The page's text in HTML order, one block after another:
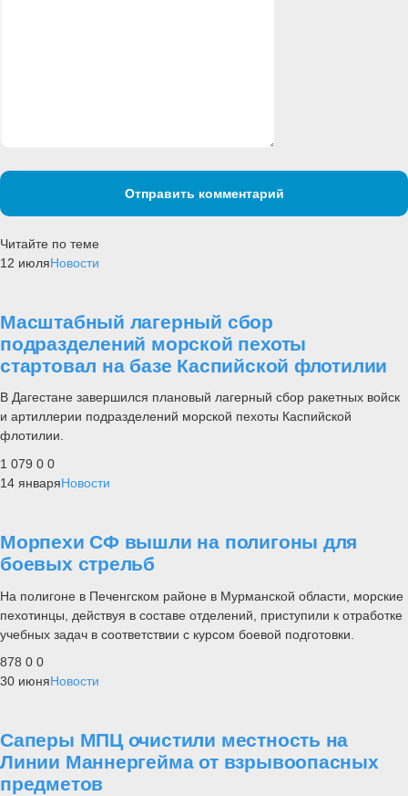
Отправить комментарий
Читайте по теме
12 июляНовости
Масштабный лагерный сбор
подразделений морской пехоты
стартовал на базе Каспийской флотилии
В Дагестане завершился плановый лагерный сбор ракетных войск
и артиллерии подразделений морской пехоты Каспийской
флотилии.
1 079 0 0
14 январяНовости
Морпехи СФ вышли на полигоны для
боевых стрельб
На полигоне в Печенгском районе в Мурманской области, морские
пехотинцы, действуя в составе отделений, приступили к отработке
учебных задач в соответствии с курсом боевой подготовки.
878 0 0
30 июняНовости
Саперы МПЦ очистили местность на
Линии Маннергейма от взрывоопасных
предметов